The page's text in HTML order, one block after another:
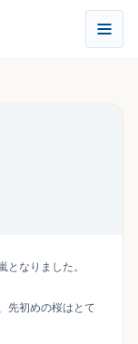
なりました。
先初めの桜はとて